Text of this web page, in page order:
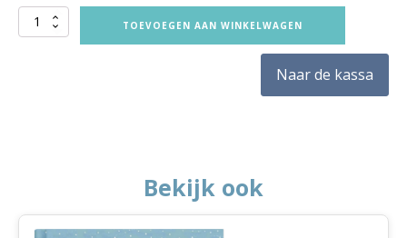
Ansichtkaart
Moffel
TOEVOEGEN AAN WINKELWAGEN
Naar de kassa
Bekijk ook